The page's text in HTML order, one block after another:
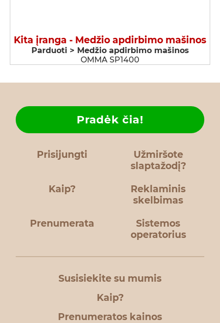
Kita įranga - Medžio apdirbimo mašinos
Parduoti > Medžio apdirbimo mašinos
OMMA SP1400
Prisijungti
Užmiršote
slaptažodį?
Kaip?
Pradėk čia!
Reklaminis
skelbimas
Prenumerata
Sistemos
operatorius
Susisiekite su mumis
Kaip?
Prenumeratos kainos